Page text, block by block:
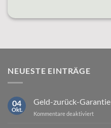
NEUESTE EINTRÄGE
04
Okt.
Geld-zurück-Garantie
Kommentare deaktiviertfür